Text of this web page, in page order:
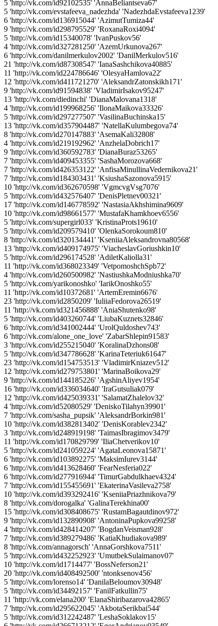
5 'http://vk.com/id92102535' 'AnnaBeliantseva67'
5 'http://vk.com/evstafeeva_nadezhda' 'NadezhdaEvstafeeva1239'
6 'http://vk.com/id136915044' 'AzimutTumiza44'
9 'http://vk.com/id298795529' 'RoxanaRoxi4094'
5 'http://vk.com/id15340078' 'IvanPuskov56'
4 'http://vk.com/id327281250' 'AzemUrkunova267'
6 'http://vk.com/danilmerkulov2002' 'DanilMerkulov516'
21 'http://vk.com/id87308547' 'IanaSashchikova40885'
11 'http://vk.com/id224786646' 'OlesyaHamlova22'
12 'http://vk.com/id411721270' 'AleksandrZatonskikh171'
9 'http://vk.com/id91594838' 'VladimirIsakov95247'
13 'http://vk.com/diedinchi' 'DianaMalovana1318'
4 'http://vk.com/id199968256' 'IlonaMaikova33326'
5 'http://vk.com/id297277507' 'VasilinaBuchinska15'
13 'http://vk.com/id357904487' 'NatellaKulumbegova74'
8 'http://vk.com/id270147883' 'AsemaKali32808'
4 'http://vk.com/id219192962' 'AnzhelaDobrich17'
9 'http://vk.com/id360592783' 'DianaBuraz53265'
7 'http://vk.com/id409453355' 'SashaMorozova668'
7 'http://vk.com/id426353122' 'AnfisaMinullinaVedernikova21'
7 'http://vk.com/id184303431' 'KsiushaSazonova5915'
10 'http://vk.com/id362670598' 'VgmcvgVsg7076'
5 'http://vk.com/id432576407' 'DenisPletnev00321'
17 'http://vk.com/id146778592' 'NastasiaAkhshimina9609'
10 'http://vk.com/id98661577' 'MustafaKhamkhoev6556'
5 'http://vk.com/supergirl033' 'KristinaProts19610'
5 'http://vk.com/id209579410' 'OlenkaSorokoum810'
8 'http://vk.com/id320134441' 'KseniiaAleksandrovna80568'
13 'http://vk.com/id409174975' 'ViacheslavGoriushkin10'
5 'http://vk.com/id296174528' 'AdiletKaliolla31'
11 'http://vk.com/id368023349' 'VetpomoshchSpb72'
4 'http://vk.com/id260500982' 'NastiushkaModniushka70'
5 'http://vk.com/yarikonoshko' 'IarikOnoshko55'
11 'http://vk.com/id10372681' 'ArtemEremin6676'
23 'http://vk.com/id2850209' 'IuliiaFedorova26519'
11 'http://vk.com/id321456888' 'AniaShutenko98'
5 'http://vk.com/id403260744' 'LiubaKuznets32846'
6 'http://vk.com/id341002444' 'UrolQuldoshev743'
6 'http://vk.com/alone_one_love' 'ZabarShlepin91583'
3 'http://vk.com/id255215040' 'KoralinaDzhons08'
5 'http://vk.com/id347786628' 'KarinaTeteriuk61647'
23 'http://vk.com/id154753513' 'VladimirKniazev512'
12 'http://vk.com/id279753801' 'MarinaBoikova29'
9 'http://vk.com/id144185226' 'AgshinAliyev1954'
16 'http://vk.com/id336034640' 'IraGutsuliak079'
12 'http://vk.com/id425039331' 'SalamatZhalelov32'
4 'http://vk.com/id52080529' 'DeniskoTilahyn39901'
7 'http://vk.com/sasha_pupsik' 'AleksandrBorkin981'
10 'http://vk.com/id382813402' 'DenisKorablev2342'
3 'http://vk.com/id248919198' 'TaimasIbragimov3479'
11 'http://vk.com/id170829799' 'IliaChetverikov10'
5 'http://vk.com/id241059224' 'AgataLeonova15871'
6 'http://vk.com/id103892275' 'MaksimIurev3144'
6 'http://vk.com/id413628460' 'FearNesferia022'
6 'http://vk.com/id277916944' 'TimurGabdulkhaev4324'
7 'http://vk.com/id155455691' 'EkaterinaVasileva2758'
10 'http://vk.com/id393292416' 'KseniiaPriazhnikova79'
8 'http://vk.com/dorogalka' 'GalinaTerekhina00'
15 'http://vk.com/id308408675' 'RustamBagautdinov972'
9 'http://vk.com/id132890908' 'AntoninaPupkova99258'
4 'http://vk.com/id428414207' 'BogdanVeisman928'
7 'http://vk.com/id389279486' 'KatiaKhudiakova989'
8 'http://vk.com/annagorsch' 'AnnaGorshkova7511'
5 'http://vk.com/id432252923' 'UmutbekSulaimanov07'
10 'http://vk.com/id1714477' 'BossNeferson21'
20 'http://vk.com/id408492500' 'ntonksenov456'
5 'http://vk.com/lorenso14' 'DanilaBeloumov30948'
5 'http://vk.com/id34492157' 'FanilFatkullin75'
11 'http://vk.com/elana200' 'ElanaShiribazarova42865'
7 'http://vk.com/id295622045' 'AkbotaSerikbai544'
5 'http://vk.com/id312242487' 'LeshaSoklakov15'